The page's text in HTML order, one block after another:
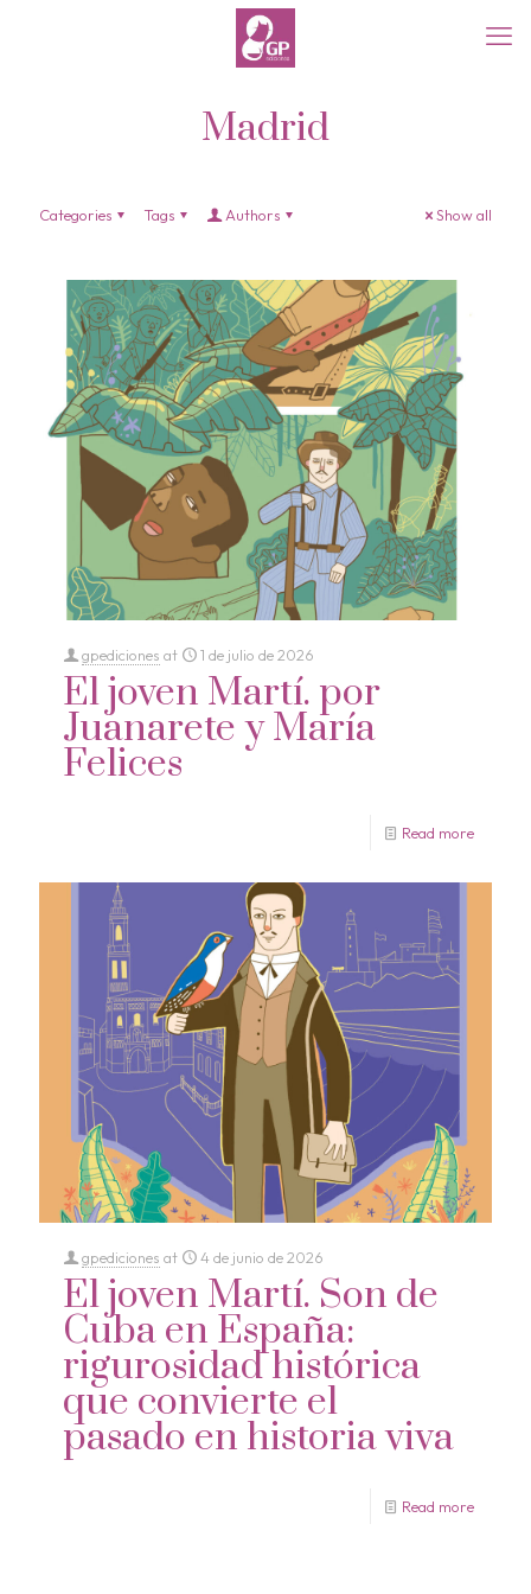
Madrid
Categories Tags Authors Show all
gpediciones at 1 de julio de 2026
El joven Martí. por
Juanarete y María
Felices
Read more
gpediciones at 4 de junio de 2026
El joven Martí. Son de
Cuba en España:
rigurosidad histórica
que convierte el
pasado en historia viva
Read more